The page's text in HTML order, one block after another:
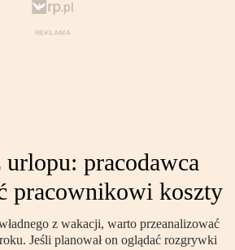
urlopu: pracodawca
pracownikowi koszty
z wakacji, warto przeanalizować
Jeśli planował on oglądać rozgrywki